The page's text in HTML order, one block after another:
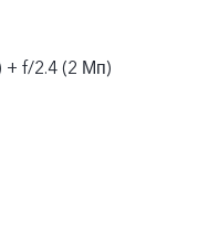
+ f/2.4 (2 Мп)